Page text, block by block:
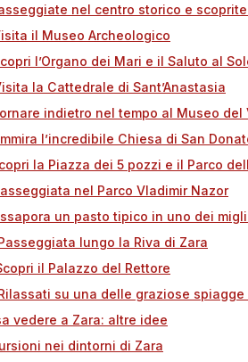
nel centro storico e scoprite
il Museo Archeologico
l’Organo dei Mari e il Saluto al
la Cattedrale di Sant’Anastasia
indietro nel tempo al Museo del
l’incredibile Chiesa di San
la Piazza dei 5 pozzi e il Parco
nel Parco Vladimir Nazor
un pasto tipico in uno dei
lungo la Riva di Zara
il Palazzo del Rettore
su una delle graziose spiagge
vedere a Zara: altre idee
nei dintorni di Zara